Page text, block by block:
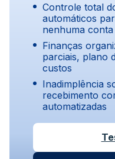
Controle total
automáticos
nenhuma conta
Finanças
parciais, plano
custos
Inadimplência
recebimento
automatizadas